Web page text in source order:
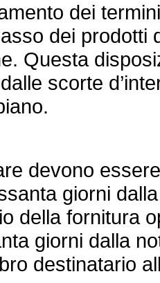
dei
dei prodotti
Questa
scorte
devono
giorni
della fornitura
giorni dalla
destinatario